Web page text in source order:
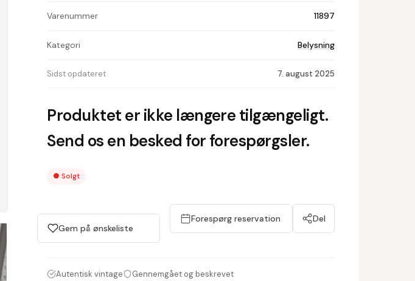
Varenummer 11897
Kategori Belysning
Sidst opdateret 7. august 2025
Produktet er ikke længere tilgængeligt.
Send os en besked for forespørgsler.
●Solgt
Gem på ønskeliste
Forespørg reservation Del
Autentisk vintage
Gennemgået og beskrevet